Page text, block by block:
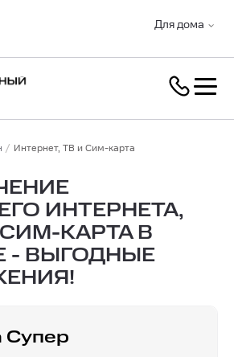
Для дома
Интернет, ТВ и Сим-карта
ИНТЕРНЕТА,
КАРТА В
- ВЫГОДНЫЕ